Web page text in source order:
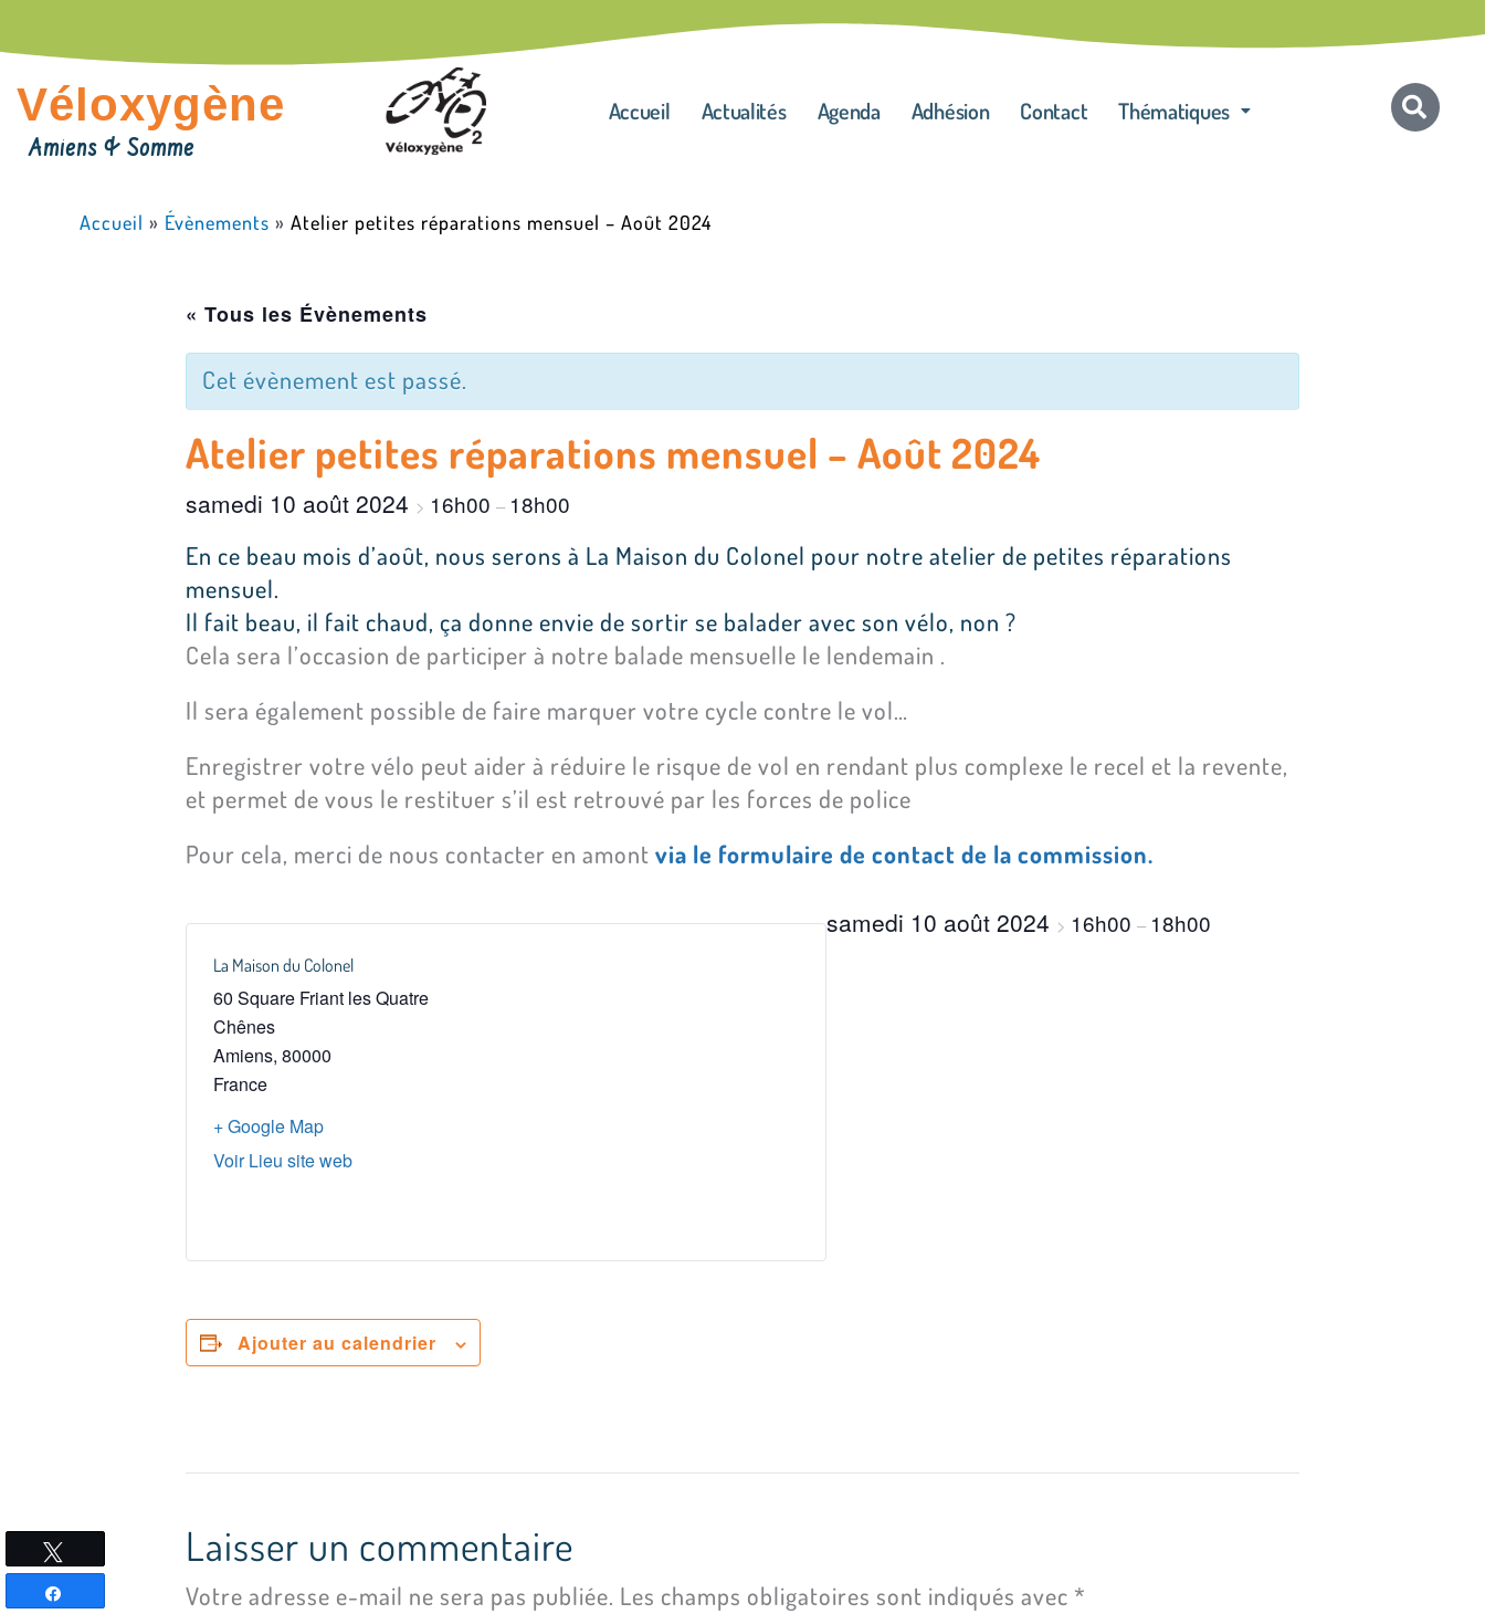
au
contenu
Véloxygène
Amiens & Somme
Accueil Actualités Agenda Adhésion Contact Thématiques
Accueil » Évènements » Atelier petites réparations mensuel – Août 2024
« Tous les Évènements
Cet évènement est passé.
Atelier petites réparations mensuel – Août 2024
samedi 10 août 2024 > 16h00 – 18h00
En ce beau mois d’août, nous serons à La Maison du Colonel pour notre atelier de petites réparations
mensuel.
Il fait beau, il fait chaud, ça donne envie de sortir se balader avec son vélo, non ?
Cela sera l’occasion de participer à notre balade mensuelle le lendemain .
Il sera également possible de faire marquer votre cycle contre le vol…
Enregistrer votre vélo peut aider à réduire le risque de vol en rendant plus complexe le recel et la revente,
et permet de vous le restituer s’il est retrouvé par les forces de police
Pour cela, merci de nous contacter en amont via le formulaire de contact de la commission.
La Maison du Colonel
60 Square Friant les Quatre
Chênes
Amiens, 80000
France
+ Google Map
Voir Lieu site web
samedi 10 août 2024 > 16h00 – 18h00
Ajouter au calendrier
Laisser un commentaire
Votre adresse e-mail ne sera pas publiée. Les champs obligatoires sont indiqués avec *